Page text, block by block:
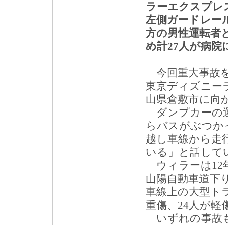
ラーエクスプレ
左側ガードレー
方の男性運転者
め計27人が病院
今回重大事故
東京ディズニー
山県倉敷市に向
ダンプカーの
らバスがぶつか
越し車線から走
いる」と話して
ウィラーは12
山陽自動車道下
車線上の大型ト
重傷、24人が軽
いずれの事故